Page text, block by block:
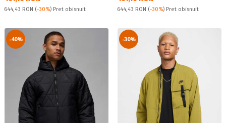
Pret obisnuit:
644,43 RON (-30%) Pret obisnuit Pret obisnuit:
644,43 RON (-30%) Pret obisnuit
-40% -30%